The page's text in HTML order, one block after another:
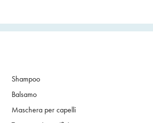
Shampoo
Balsamo
Maschera per capelli